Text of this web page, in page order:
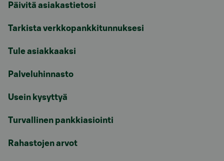
Päivitä asiakastietosi
Tarkista verkkopankkitunnuksesi
Tule asiakkaaksi
Palveluhinnasto
Usein kysyttyä
Turvallinen pankkiasiointi
Rahastojen arvot